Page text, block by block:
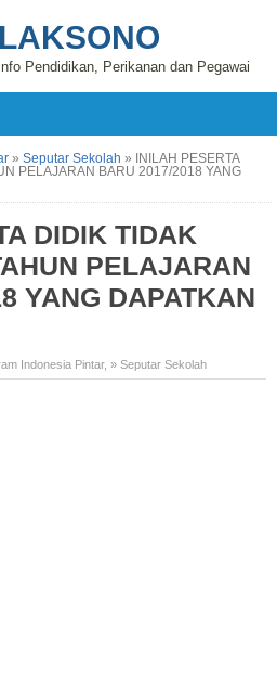
Pendidikan, Perikanan dan Pegawai
» Seputar Sekolah »
INILAH PESERTA
PELAJARAN BARU 2017/2018 YANG
DIDIK TIDAK
PELAJARAN
YANG DAPATKAN
Indonesia Pintar, » Seputar Sekolah